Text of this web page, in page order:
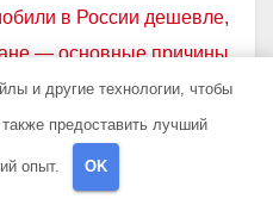
в России дешевле,
— основные причины
заряжается
зарядки и
не цветет —
и другие технологии, чтобы
предоставить лучший
опыт. OK